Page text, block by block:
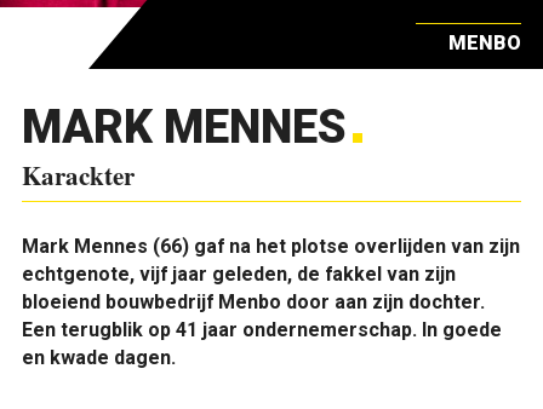
MENBO
MARK MENNES
Karackter
Mark Mennes (66) gaf na het plotse overlijden van zijn
echtgenote, vijf jaar geleden, de fakkel van zijn
bloeiend bouwbedrijf Menbo door aan zijn dochter.
Een terugblik op 41 jaar ondernemerschap. In goede
en kwade dagen.